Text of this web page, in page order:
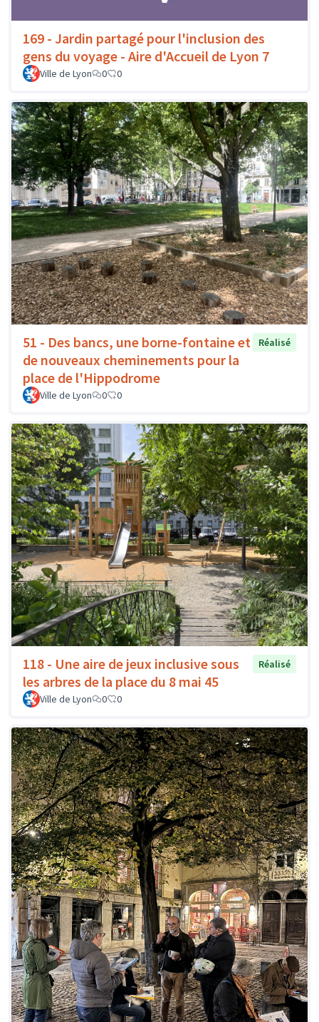
169 - Jardin partagé pour l'inclusion des
gens du voyage - Aire d'Accueil de Lyon 7
Ville de Lyon 0 0
51 - Des bancs, une borne-fontaine et
de nouveaux cheminements pour la
place de l'Hippodrome
Réalisé
Ville de Lyon 0 0
118 - Une aire de jeux inclusive sous
les arbres de la place du 8 mai 45
Réalisé
Ville de Lyon 0 0